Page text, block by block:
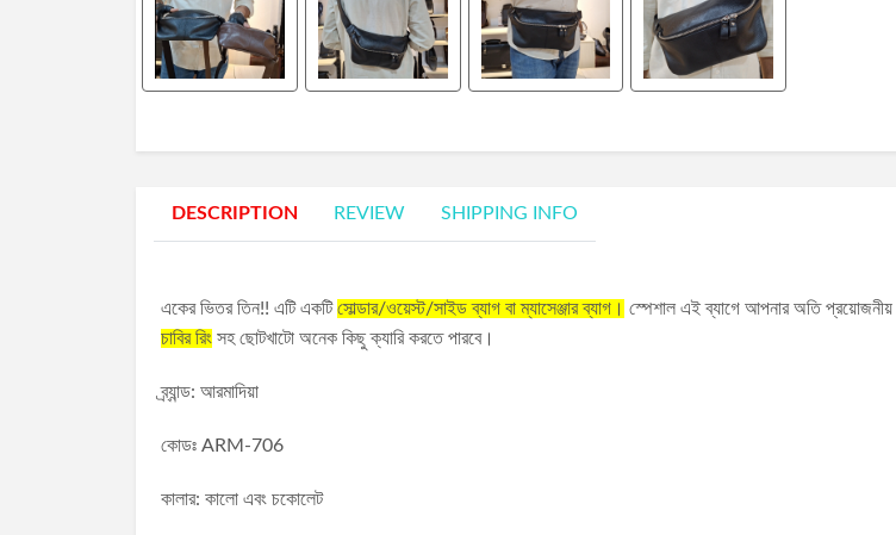
DESCRIPTION REVIEW SHIPPING INFO
একের ভিতর তিন!! এটি একটিসোল্ডার/ওয়েস্ট/সাইড ব্যাগ বা ম্যাসেঞ্জার ব্যাগ। স্পেশাল এই ব্যাগে আপনার অতি প্রয়োজনীয়
চাবির রিং সহ ছোটখাটো অনেক কিছু ক্যারি করতে পারবে।
ব্র্যান্ড: আরমাদিয়া
কোডঃ ARM-706
কালার: কালো এবং চকোলেট